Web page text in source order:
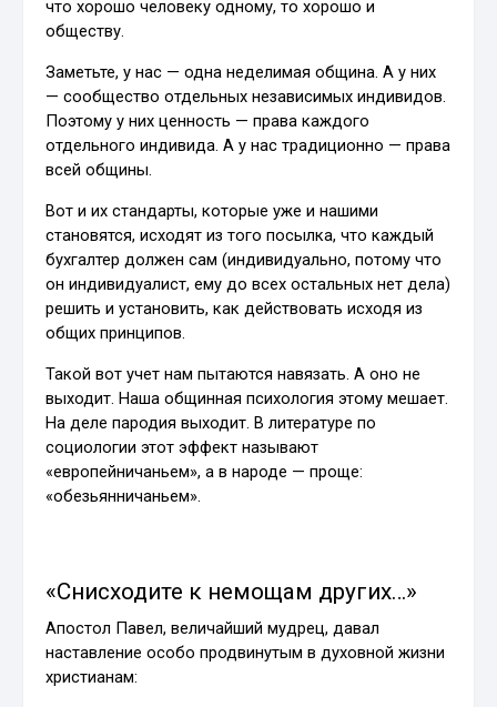
что хорошо человеку одному, то хорошо и
обществу.
Заметьте, у нас — одна неделимая община. А у них
— сообщество отдельных независимых индивидов.
Поэтому у них ценность — права каждого
отдельного индивида. А у нас традиционно — права
всей общины.
Вот и их стандарты, которые уже и нашими
становятся, исходят из того посылка, что каждый
бухгалтер должен сам (индивидуально, потому что
он индивидуалист, ему до всех остальных нет дела)
решить и установить, как действовать исходя из
общих принципов.
Такой вот учет нам пытаются навязать. А оно не
выходит. Наша общинная психология этому мешает.
На деле пародия выходит. В литературе по
социологии этот эффект называют
«европейничаньем», а в народе — проще:
«обезьянничаньем».
«Снисходите к немощам других…»
Апостол Павел, величайший мудрец, давал
наставление особо продвинутым в духовной жизни
христианам: